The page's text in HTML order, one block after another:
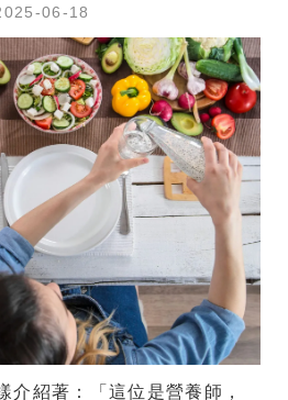
06-18
介紹著：「這位是營養師，